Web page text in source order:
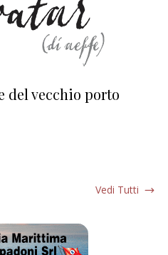
vecchio porto
Vedi Tutti